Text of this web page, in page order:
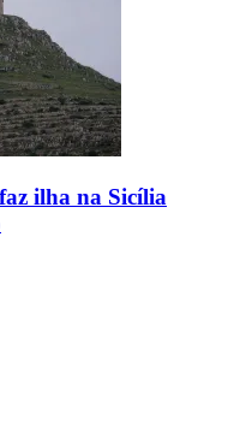
ilha na Sicília